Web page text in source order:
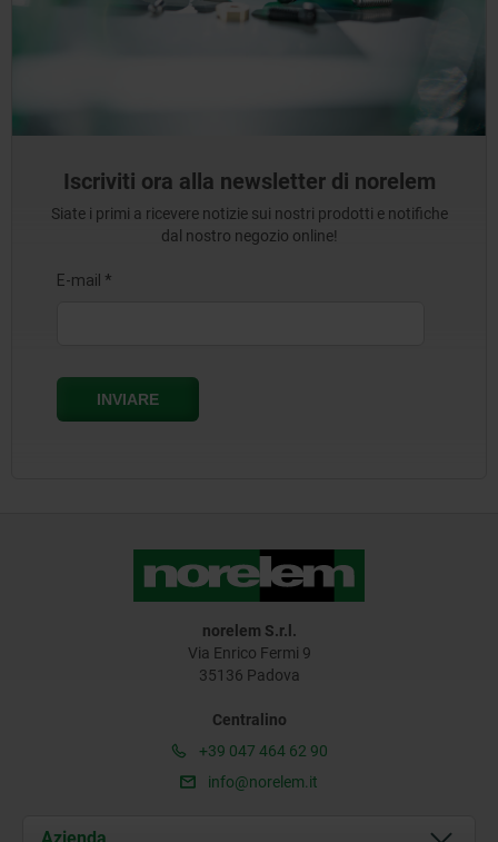
Iscriviti ora alla newsletter di norelem
Siate i primi a ricevere notizie sui nostri prodotti e notifiche
dal nostro negozio online!
norelem S.r.l.
Via Enrico Fermi 9
35136 Padova
Centralino
+39 047 464 62 90
info@norelem.it